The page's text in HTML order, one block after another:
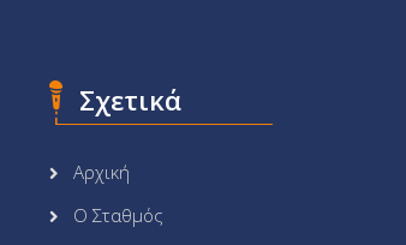
Σχετικά
Αρχική
Ο Σταθμός